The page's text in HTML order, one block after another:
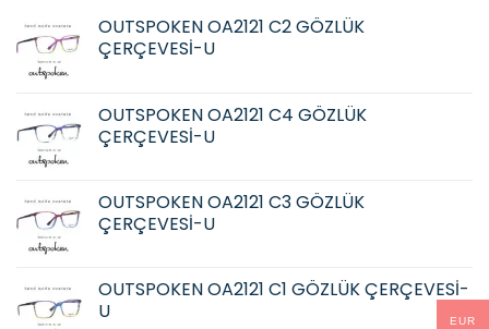
OUTSPOKEN OA2121 C2 GÖZLÜK
ÇERÇEVESİ-U
OUTSPOKEN OA2121 C4 GÖZLÜK
ÇERÇEVESİ-U
OUTSPOKEN OA2121 C3 GÖZLÜK
ÇERÇEVESİ-U
OUTSPOKEN OA2121 C1 GÖZLÜK ÇERÇEVESİ-
U
EUR